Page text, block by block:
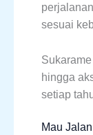
sesuai
hingga
setiap
Mau